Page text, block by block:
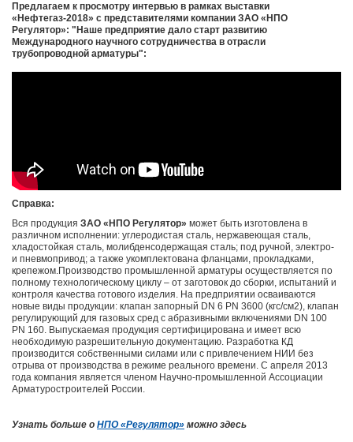
Предлагаем к просмотру интервью в рамках выставки
«Нефтегаз-2018» с представителями компании ЗАО «НПО
Регулятор»: "Наше предприятие дало старт развитию
Международного научного сотрудничества в отрасли
трубопроводной арматуры":
Справка:
Вся продукция ЗАО «НПО Регулятор» может быть изготовлена в
различном исполнении: углеродистая сталь, нержавеющая сталь,
хладостойкая сталь, молибденсодержащая сталь; под ручной, электро-
и пневмопривод; а также укомплектована фланцами, прокладками,
крепежом.Производство промышленной арматуры осуществляется по
полному технологическому циклу – от заготовок до сборки, испытаний и
контроля качества готового изделия. На предприятии осваиваются
новые виды продукции: клапан запорный DN 6 PN 3600 (кгс/см2), клапан
регулирующий для газовых сред с абразивными включениями DN 100
PN 160. Выпускаемая продукция сертифицирована и имеет всю
необходимую разрешительную документацию. Разработка КД
производится собственными силами или с привлечением НИИ без
отрыва от производства в режиме реального времени. С апреля 2013
года компания является членом Научно-промышленной Ассоциации
Арматуростроителей России.
Узнать больше о НПО «Регулятор» можно здесь